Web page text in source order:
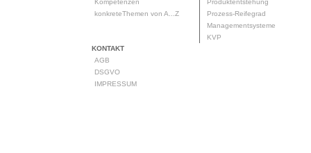
Kompetenzen
konkreteThemen von A...Z
Produktentstehung
Prozess-Reifegrad
Managementsysteme
KVP
KONTAKT
AGB
DSGVO
IMPRESSUM